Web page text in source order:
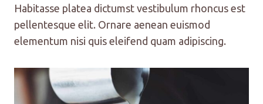
Habitasse platea dictumst vestibulum rhoncus est
pellentesque elit. Ornare aenean euismod
elementum nisi quis eleifend quam adipiscing.